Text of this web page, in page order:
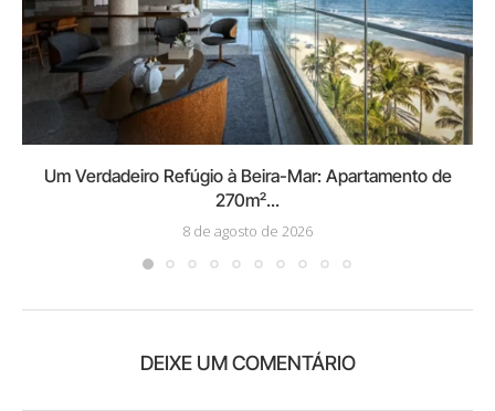
Um Verdadeiro Refúgio à Beira-Mar: Apartamento de
270m²...
8 de agosto de 2026
DEIXE UM COMENTÁRIO